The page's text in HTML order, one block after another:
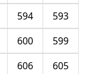
593
594
599
600
605
606